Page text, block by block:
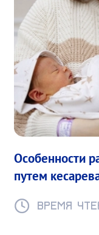
Особенности
путем
Время